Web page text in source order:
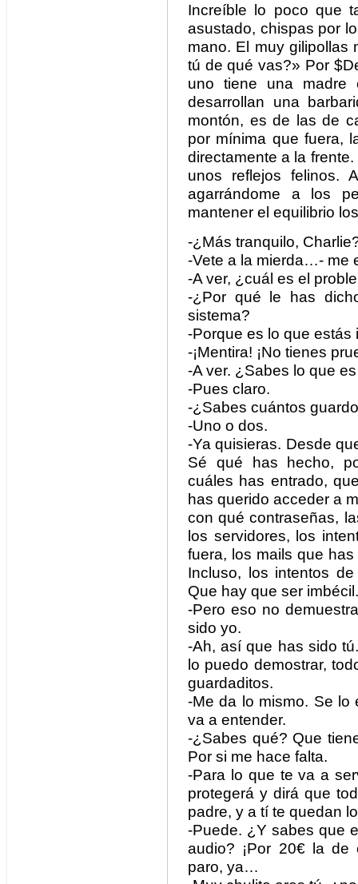
Increíble lo poco que
asustado, chispas por
mano. El muy gilipollas
tú de qué vas?» Por
uno tiene una
desarrollan una
montón, es de las de
por mínima que fuera,
directamente a la
unos reflejos felinos.
agarrándome a los
mantener el equilibrio
-¿Más tranquilo,
-Vete a la mierda…- me
-A ver, ¿cuál es el
-¿Por qué le has
sistema?
-Porque es lo que
-¡Mentira! ¡No tienes
-A ver. ¿Sabes lo que
-Pues claro.
-¿Sabes cuántos
-Uno o dos.
-Ya quisieras. Desde
Sé qué has hecho,
cuáles has entrado,
has querido acceder a
con qué contraseñas,
los servidores, los
fuera, los mails que
Incluso, los intentos
Que hay que ser imbécil.
-Pero eso no
sido yo.
-Ah, así que has sido
lo puedo demostrar,
guardaditos.
-Me da lo mismo. Se
va a entender.
-¿Sabes qué? Que
Por si me hace falta.
-Para lo que te va a
protegerá y dirá que
padre, y a tí te quedan
-Puede. ¿Y sabes que
audio? ¡Por 20€ la
paro, ya…